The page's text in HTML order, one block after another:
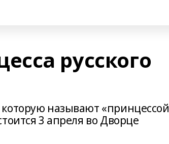
русского
называют «принцессой
3 апреля во Дворце